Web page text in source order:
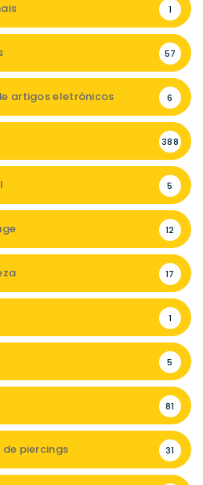
1
57
artigos eletrónicos 6
388
5
12
17
1
5
81
piercings 31